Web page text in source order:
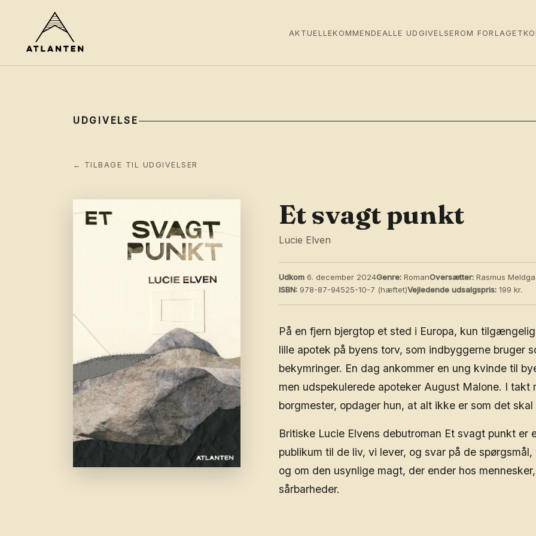
AKTUELLEKOMMENDEALLE UDGIVELSER OM FORLAGET
UDGIVELSE
← TILBAGE TIL UDGIVELSER
Et svagt punkt
Lucie Elven
Udkom 6. december 2024Genre: RomanOversætter: Rasmus
ISBN: 978-87-94525-10-7 (hæftet)Vejledende udsalgspris: 199 kr.
På en fjern bjergtop et sted i Europa, kun
lille apotek på byens torv, som indbyggerne bruger
bekymringer. En dag ankommer en ung kvinde til
men udspekulerede apoteker August Malone. I
borgmester, opdager hun, at alt ikke er som det
Britiske Lucie Elvens debutroman Et svagt punkt
publikum til de liv, vi lever, og svar på de
og om den usynlige magt, der ender hos
sårbarheder.